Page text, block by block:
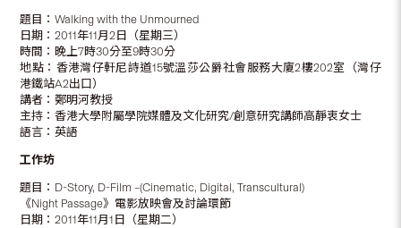
題目：Walking with the Unmourned
日期：2011年11月2日（星期三）
時間：晚上7時30分至9時30分
地點：香港灣仔軒尼詩道15號溫莎公爵社會服務大廈2樓202室（灣仔
港鐵站A2出口）
講者：鄭明河教授
主持：香港大學附屬學院媒體及文化研究/創意研究講師高靜衷女士
語言：英語
工作坊
題目：D-Story, D-Film –(Cinematic, Digital, Transcultural)
《Night Passage》電影放映會及討論環節
日期：2011年11月1日（星期二）